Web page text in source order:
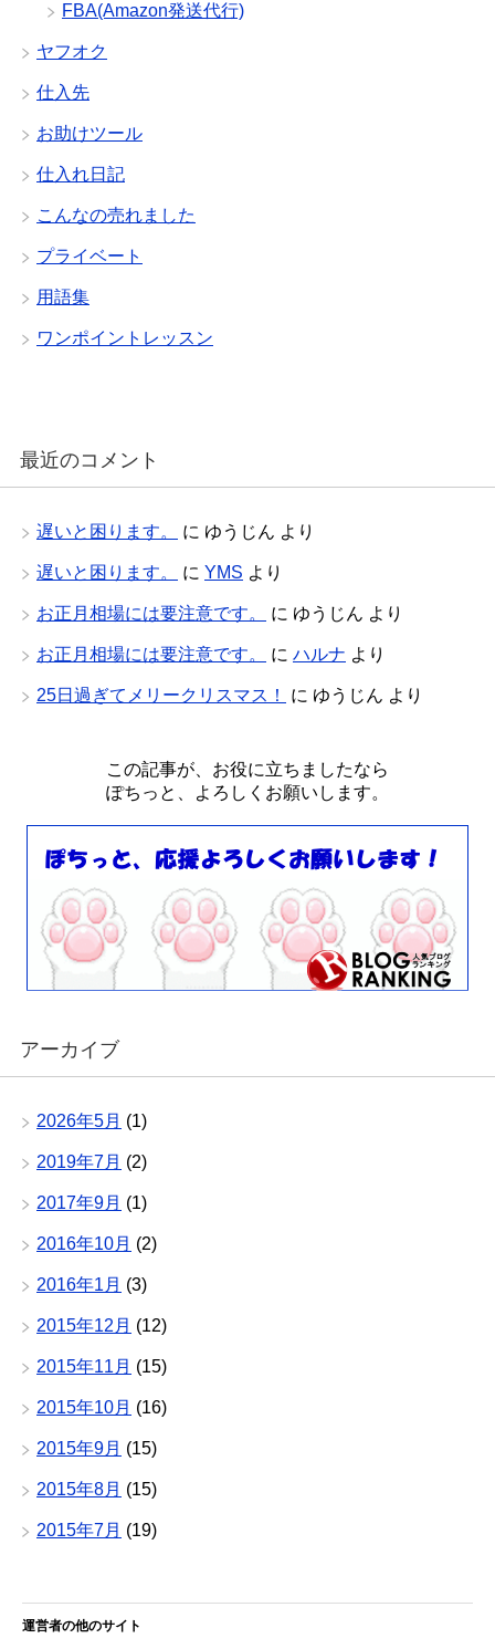
FBA(Amazon発送代行)
ヤフオク
仕入先
お助けツール
仕入れ日記
こんなの売れました
プライベート
用語集
ワンポイントレッスン
最近のコメント
遅いと困ります。 に ゆうじん より
遅いと困ります。 に YMS より
お正月相場には要注意です。 に ゆうじん より
お正月相場には要注意です。 に ハルナ より
25日過ぎてメリークリスマス！ に ゆうじん より
この記事が、お役に立ちましたなら
ぽちっと、よろしくお願いします。
アーカイブ
2026年5月 (1)
2019年7月 (2)
2017年9月 (1)
2016年10月 (2)
2016年1月 (3)
2015年12月 (12)
2015年11月 (15)
2015年10月 (16)
2015年9月 (15)
2015年8月 (15)
2015年7月 (19)
運営者の他のサイト